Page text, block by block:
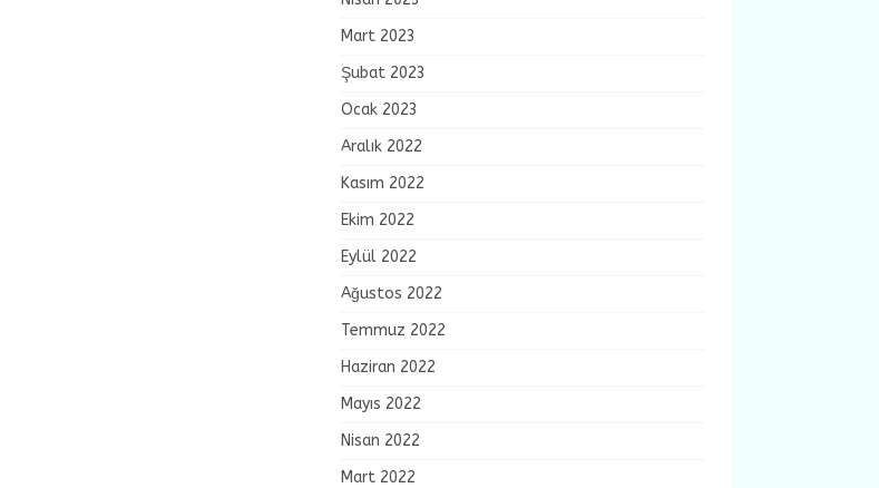
Mart 2023
Şubat 2023
Ocak 2023
Aralık 2022
Kasım 2022
Ekim 2022
Eylül 2022
Ağustos 2022
Temmuz 2022
Haziran 2022
Mayıs 2022
Nisan 2022
Mart 2022